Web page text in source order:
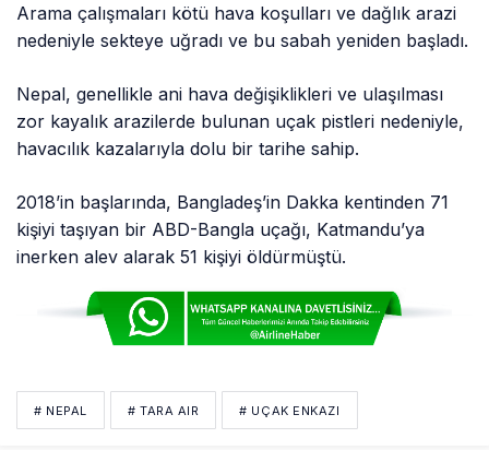
Arama çalışmaları kötü hava koşulları ve dağlık arazi
nedeniyle sekteye uğradı ve bu sabah yeniden başladı.
Nepal, genellikle ani hava değişiklikleri ve ulaşılması
zor kayalık arazilerde bulunan uçak pistleri nedeniyle,
havacılık kazalarıyla dolu bir tarihe sahip.
2018’in başlarında, Bangladeş’in Dakka kentinden 71
kişiyi taşıyan bir ABD-Bangla uçağı, Katmandu’ya
inerken alev alarak 51 kişiyi öldürmüştü.
# NEPAL # TARA AIR # UÇAK ENKAZI